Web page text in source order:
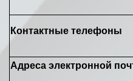
Контактные телефоны
Адреса электронной